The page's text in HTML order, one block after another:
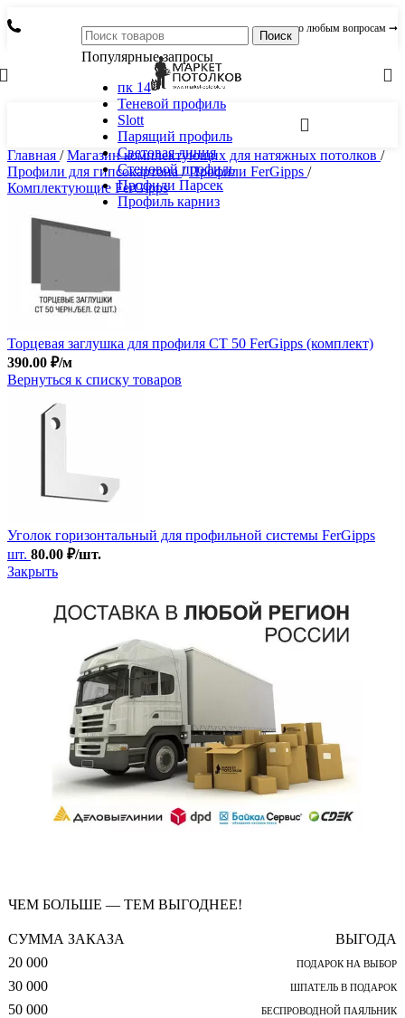
по любым вопросам ➞
Поиск
Популярные запросы
пк 14
Теневой профиль
Slott
Парящий профиль
Световая линия
Стеновой профиль
Профили Парсек
Профиль карниз
Главная / Магазин комплектующих для натяжных потолков /
Профили для гипсокартона/ Профили FerGipps /
Комплектующие FerGipps
Торцевая заглушка для профиля СТ 50 FerGipps (комплект)
390.00 ₽/м
Вернуться к списку товаров
Уголок горизонтальный для профильной системы FerGipps
шт. 80.00 ₽/шт.
Закрыть
ЧЕМ БОЛЬШЕ — ТЕМ ВЫГОДНЕЕ!
СУММА ЗАКАЗА
ВЫГОДА
20 000
ПОДАРОК НА ВЫБОР
30 000 ШПАТЕЛЬ В ПОДАРОК
50 000 БЕСПРОВОДНОЙ ПАЯЛЬНИК